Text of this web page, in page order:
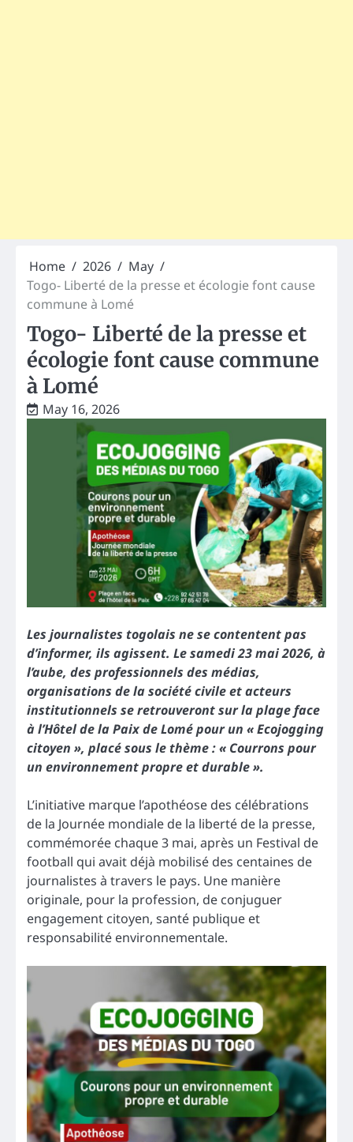
Home 2026
May
Togo- Liberté de la presse et écologie font cause
commune à Lomé
Togo- Liberté de la presse et
écologie font cause commune
à Lomé
May 16, 2026
Les journalistes togolais ne se contentent pas
d’informer, ils agissent. Le samedi 23 mai 2026, à
l’aube, des professionnels des médias,
organisations de la société civile et acteurs
institutionnels se retrouveront sur la plage face
à l’Hôtel de la Paix de Lomé pour un « Ecojogging
citoyen », placé sous le thème : « Courrons pour
un environnement propre et durable ».
L’initiative marque l’apothéose des célébrations
de la Journée mondiale de la liberté de la presse,
commémorée chaque 3 mai, après un Festival de
football qui avait déjà mobilisé des centaines de
journalistes à travers le pays. Une manière
originale, pour la profession, de conjuguer
engagement citoyen, santé publique et
responsabilité environnementale.